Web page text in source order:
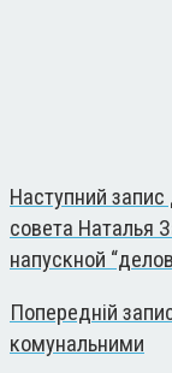
Наступний запис
совета Наталья
напускной
Попередній
комунальними